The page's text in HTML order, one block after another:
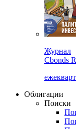
Журнал
Cbonds
Облигации
Поиски